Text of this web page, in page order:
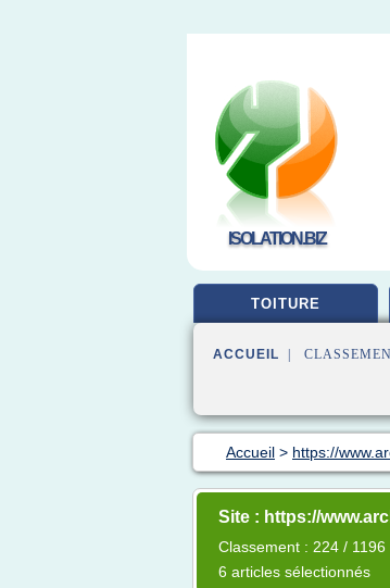
ISOLATION.BIZ
TOITURE
ACCUEIL |
Accueil > https://
Site : https://
Classement : 224 / 1196
6 articles sélectionnés